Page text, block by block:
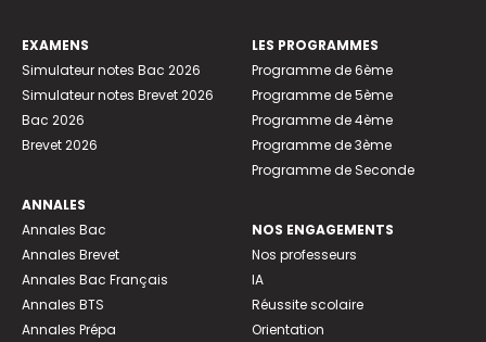
EXAMENS
Simulateur notes Bac 2026
Simulateur notes Brevet 2026
Bac 2026
Brevet 2026
ANNALES
Annales Bac
Annales Brevet
Annales Bac Français
Annales BTS
Annales Prépa
LES PROGRAMMES
Programme de 6ème
Programme de 5ème
Programme de 4ème
Programme de 3ème
Programme de Seconde
NOS ENGAGEMENTS
Nos professeurs
IA
Réussite scolaire
Orientation